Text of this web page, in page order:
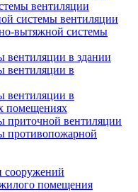
вентиляции
системы вентиляции
вытяжной системы
вентиляции в здании
вентиляции в
вентиляции в
помещениях
приточной вентиляции
противопожарной
сооружений
помещения